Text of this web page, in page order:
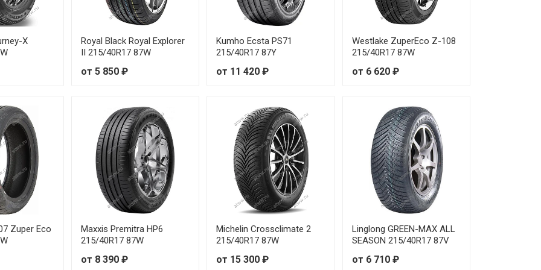
104W от 21 590 ₽
106V от 17 860 ₽
96W от 20 210 ₽
101W от 20 350 ₽
99W от 22 120 ₽
99V от 19 700 ₽
100V от 18 220 ₽
107W от 20 450 ₽
X
Royal Black Royal Explorer
II 215/40R17 87W
от 5 850 ₽
Kumho Ecsta PS71
215/40R17 87Y
от 11 420 ₽
Westlake ZuperEco Z-108
215/40R17 87W
от 6 620 ₽
Zuper Eco
Maxxis Premitra HP6
215/40R17 87W
от 8 390 ₽
Michelin Crossclimate 2
215/40R17 87W
от 15 300 ₽
Linglong GREEN-MAX ALL
SEASON 215/40R17 87V
от 6 710 ₽